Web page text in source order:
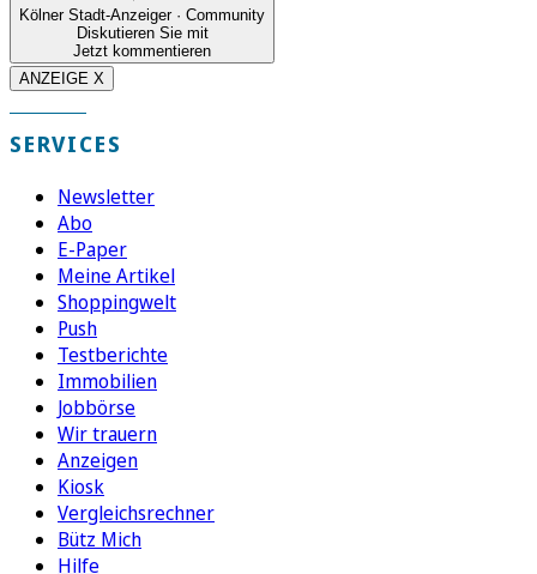
Kölner Stadt-Anzeiger · Community
Diskutieren Sie mit
Jetzt kommentieren
ANZEIGE X
SERVICES
Newsletter
Abo
E-Paper
Meine Artikel
Shoppingwelt
Push
Testberichte
Immobilien
Jobbörse
Wir trauern
Anzeigen
Kiosk
Vergleichsrechner
Bütz Mich
Hilfe